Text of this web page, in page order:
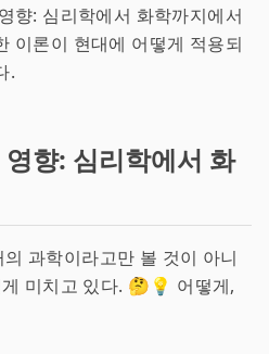
향: 심리학에서 화학까지에서
이론이 현대에 어떻게 적용되
.
향: 심리학에서 화
과학이라고만 볼 것이 아니
미치고 있다. 🤔💡 어떻게,